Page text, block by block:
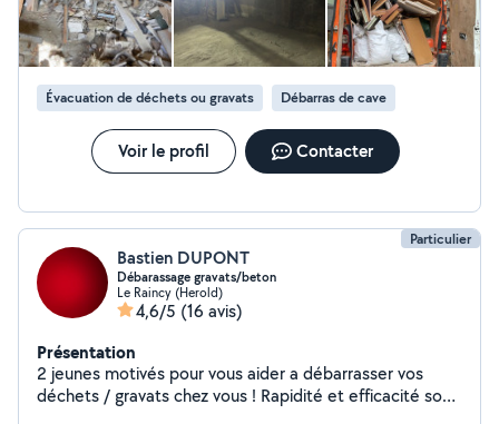
Évacuation de déchets ou gravats Débarras de cave
Voir le profil Contacter
Particulier
Bastien DUPONT
Débarassage gravats/beton
Le Raincy (Herold)
4,6/5 (16 avis)
Présentation
2 jeunes motivés pour vous aider a débarrasser vos
déchets / gravats chez vous ! Rapidité et efficacité sont